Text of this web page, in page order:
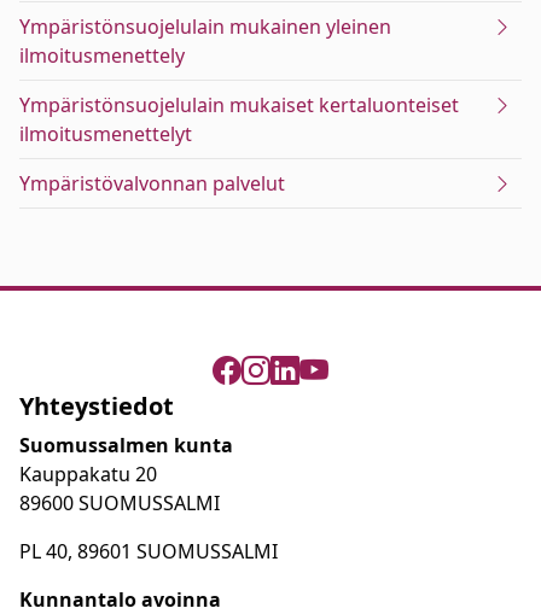
Ympäristönsuojelulain mukainen yleinen
ilmoitusmenettely
Ympäristönsuojelulain mukaiset kertaluonteiset
ilmoitusmenettelyt
Ympäristövalvonnan palvelut
Yhteystiedot
Suomussalmen kunta
Kauppakatu 20
89600 SUOMUSSALMI
PL 40, 89601 SUOMUSSALMI
Kunnantalo avoinna